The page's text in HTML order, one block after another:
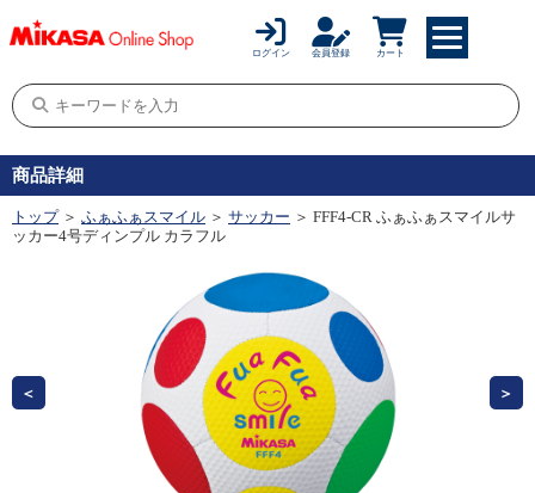
ログイン 会員登録 カート
商品詳細
トップ ＞ ふぁふぁスマイル ＞ サッカー ＞ FFF4-CR ふぁふぁスマイルサ
ッカー4号ディンプル カラフル